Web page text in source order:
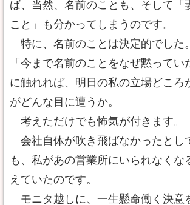
ば、当然、名前のことも、そして「
こと」も分かってしまうのです。
特に、名前のことは決定的でした。
「今まで名前のことをなぜ黙って
に触れれば、明日の私の立場どころ
がどんな目に遭うか。
考えただけでも怖気が付きます。
会社自体が吹き飛ばなかったとし
も、私があの営業所にいられなくな
えていたのです。
モニタ越しに、一生懸命働く決意